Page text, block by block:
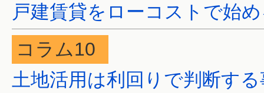
戸建賃貸をローコストで始
コラム10
土地活用は利回りで判断す